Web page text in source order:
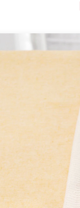
Excitement in
Christmas